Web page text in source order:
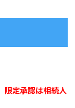
限定承認は相続人